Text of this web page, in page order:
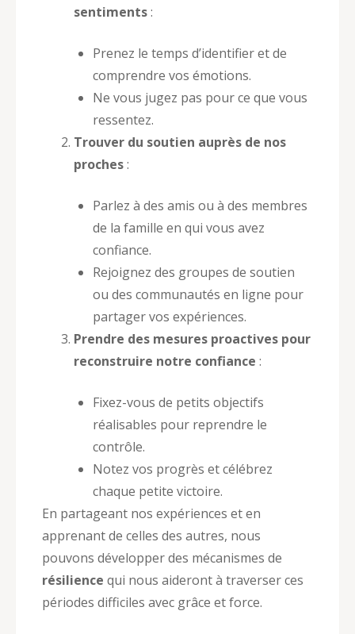
sentiments:
Prenez le temps d’identifier et de
comprendre vos émotions.
Ne vous jugez pas pour ce que vous
ressentez.
Trouver du soutien auprès de nos
proches:
Parlez à des amis ou à des membres
de la famille en qui vous avez
confiance.
Rejoignez des groupes de soutien
ou des communautés en ligne pour
partager vos expériences.
Prendre des mesures proactives pour
reconstruire notre confiance :
Fixez-vous de petits objectifs
réalisables pour reprendre le
contrôle.
Notez vos progrès et célébrez
chaque petite victoire.
En partageant nos expériences et en
apprenant de celles des autres, nous
pouvons développer des mécanismes de
résilience qui nous aideront à traverser ces
périodes difficiles avec grâce et force.